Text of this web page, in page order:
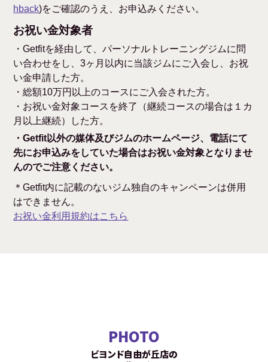
hback)をご確認のうえ、お申込みください。
お祝い金対象者
・Getfitを経由して、パーソナルトレーニングジムに問
い合わせをし、3ヶ月以内に当該ジムにご入会し、お祝
い金申請した方。
・総額10万円以上のコースにご入会された方。
・お祝い金対象コースを終了（継続コースの場合は１カ
月以上継続）した方。
・Getfit以外の媒体及びジムのホームページ、電話にて
先にお申込みをしていた場合はお祝い金対象となりませ
んのでご注意ください。
＊Getfit内に記載のないジム独自のキャンペーンは併用
はできません。
お祝い金利用規約はこちら
PHOTO
ビヨンド自由が丘店の